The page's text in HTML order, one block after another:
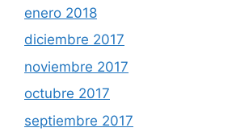
enero 2018
diciembre 2017
noviembre 2017
octubre 2017
septiembre 2017